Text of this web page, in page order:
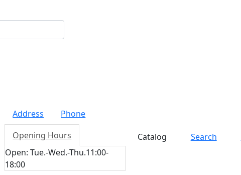
Address
Phone
Opening Hours
Open:Tue.-Wed.-Thu.11:00-
18:00
Catalog Search